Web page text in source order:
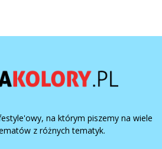
na którym piszemy na wiele
z różnych tematyk.